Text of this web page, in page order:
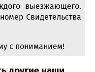
выезжающего.
Свидетельства
с пониманием!